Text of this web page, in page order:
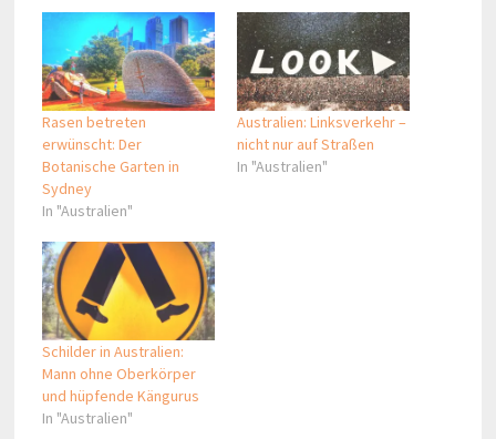
Rasen betreten
erwünscht: Der
Botanische Garten in
Sydney
In "Australien"
Australien: Linksverkehr –
nicht nur auf Straßen
In "Australien"
Schilder in Australien:
Mann ohne Oberkörper
und hüpfende Kängurus
In "Australien"